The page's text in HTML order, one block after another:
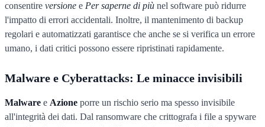
consentire versione e Per saperne di più nel software può ridurre
l'impatto di errori accidentali. Inoltre, il mantenimento di backup
regolari e automatizzati garantisce che anche se si verifica un errore
umano, i dati critici possono essere ripristinati rapidamente.
Malware e Cyberattacks: Le minacce invisibili
Malware e Azione porre un rischio serio ma spesso invisibile
all'integrità dei dati. Dal ransomware che crittografa i file a spyware